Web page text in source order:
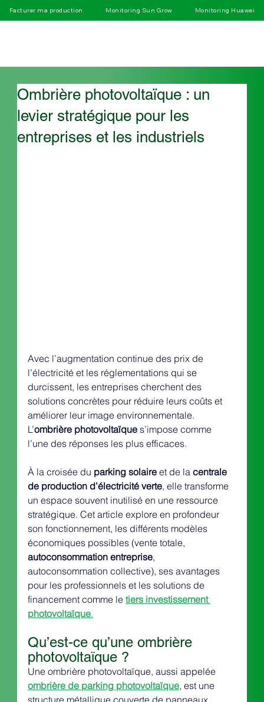
Facturer ma production Monitoring Sun Grow Monitoring Huawei
Ombrière photovoltaïque : un
levier stratégique pour les
entreprises et les industriels
Avec l’augmentation continue des prix de
l’électricité et les réglementations qui se
durcissent, les entreprises cherchent des
solutions concrètes pour réduire leurs coûts et
améliorer leur image environnementale.
L’ombrière photovoltaïque s’impose comme
l’une des réponses les plus efficaces.
À la croisée du parking solaire et de la centrale
de production d’électricité verte, elle transforme
un espace souvent inutilisé en une ressource
stratégique. Cet article explore en profondeur
son fonctionnement, les différents modèles
économiques possibles (vente totale,
autoconsommation entreprise,
autoconsommation collective), ses avantages
pour les professionnels et les solutions de
financement comme le tiers investissement
photovoltaïque.
Qu’est-ce qu’une ombrière
photovoltaïque ?
Une ombrière photovoltaïque, aussi appelée
ombrière de parking photovoltaïque, est une